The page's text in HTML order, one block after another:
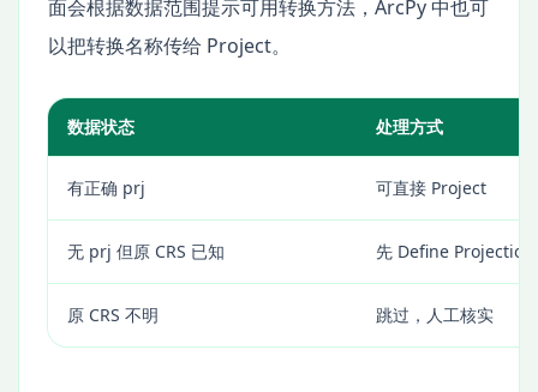
面会根据数据范围提示可用转换方法，ArcPy 中也可
以把转换名称传给 Project。
数据状态 处理方式
有正确 prj 可直接 Project
无 prj 但原 CRS 已知 先 Define
原 CRS 不明 跳过，人工核实